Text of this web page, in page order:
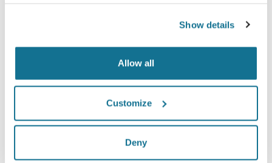
Show details
Allow all
Customize
Deny